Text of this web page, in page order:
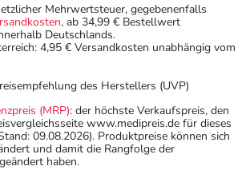
Mehrwertsteuer, gegebenenfalls
, ab 34,99 € Bestellwert
Deutschlands.
4,95 € Versandkosten unabhängig vom
des Herstellers (UVP)
(MRP): der höchste Verkaufspreis, den
www.medipreis.de für dieses
09.08.2026). Produktpreise können sich
und damit die Rangfolge der
haben.